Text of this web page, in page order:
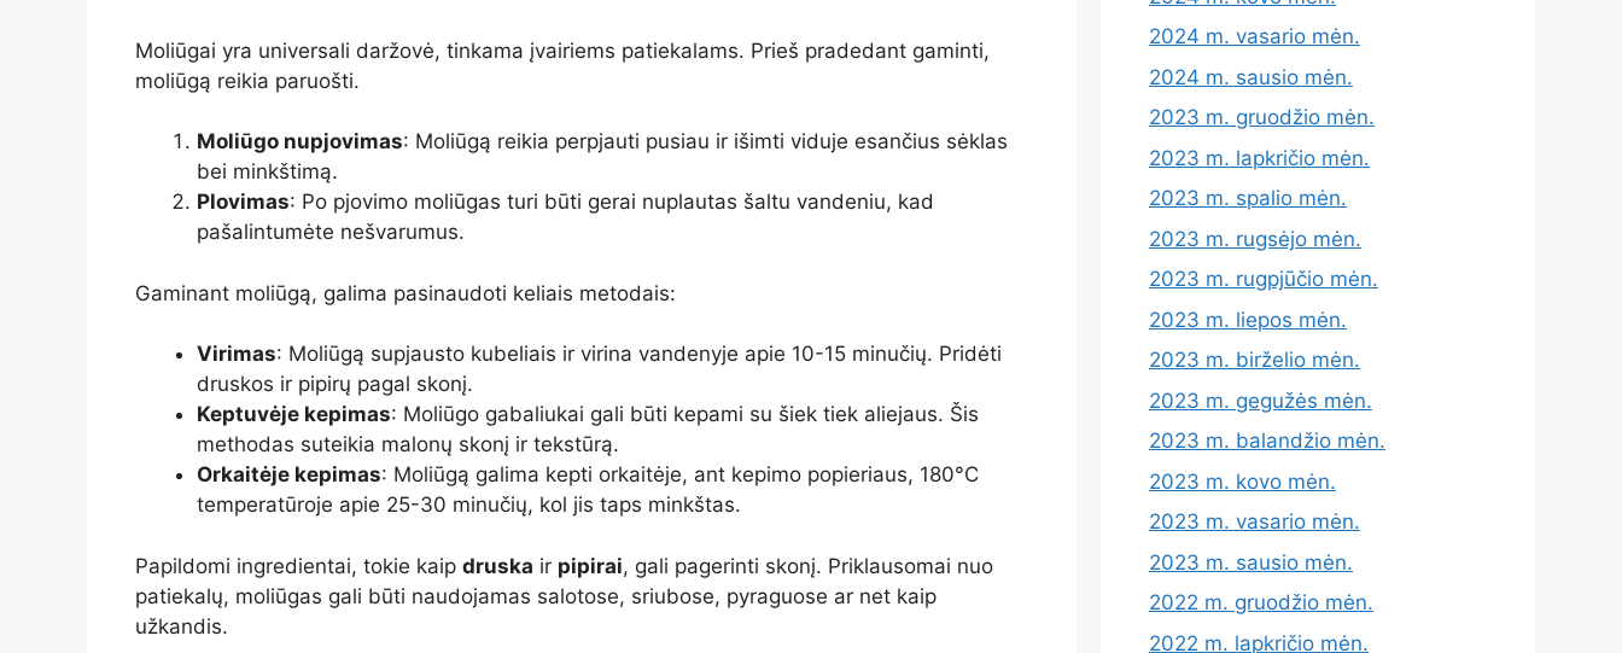
Moliūgai yra universali daržovė, tinkama įvairiems patiekalams. Prieš pradedant gaminti,
moliūgą reikia paruošti.
Moliūgo nupjovimas: Moliūgą reikia perpjauti pusiau ir išimti viduje esančius sėklas
bei minkštimą.
Plovimas: Po pjovimo moliūgas turi būti gerai nuplautas šaltu vandeniu, kad
pašalintumėte nešvarumus.
Gaminant moliūgą, galima pasinaudoti keliais metodais:
Virimas: Moliūgą supjausto kubeliais ir virina vandenyje apie 10-15 minučių. Pridėti
druskos ir pipirų pagal skonį.
Keptuvėje kepimas: Moliūgo gabaliukai gali būti kepami su šiek tiek aliejaus. Šis
methodas suteikia malonų skonį ir tekstūrą.
Orkaitėje kepimas: Moliūgą galima kepti orkaitėje, ant kepimo popieriaus, 180°C
temperatūroje apie 25-30 minučių, kol jis taps minkštas.
Papildomi ingredientai, tokie kaip druska ir pipirai, gali pagerinti skonį. Priklausomai nuo
patiekalų, moliūgas gali būti naudojamas salotose, sriubose, pyraguose ar net kaip
užkandis.
2024 m. vasario mėn.
2024 m. sausio mėn.
2023 m. gruodžio mėn.
2023 m. lapkričio mėn.
2023 m. spalio mėn.
2023 m. rugsėjo mėn.
2023 m. rugpjūčio mėn.
2023 m. liepos mėn.
2023 m. birželio mėn.
2023 m. gegužės mėn.
2023 m. balandžio mėn.
2023 m. kovo mėn.
2023 m. vasario mėn.
2023 m. sausio mėn.
2022 m. gruodžio mėn.
2022 m. lapkričio mėn.